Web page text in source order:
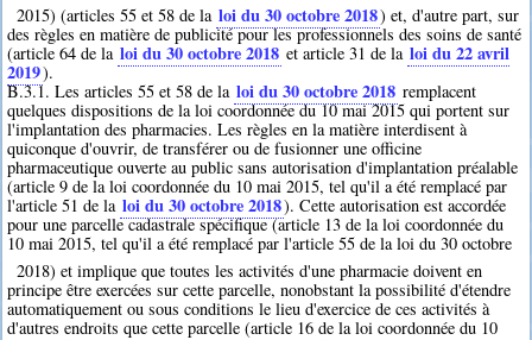
2015) (articles 55 et 58 de la loi du 30 octobre 2018) et, d'autre part, sur
des règles en matière de publicité pour les professionnels des soins de santé
(article 64 de la loi du 30 octobre 2018 et article 31 de la loi du 22 avril
2019).
B.3.1. Les articles 55 et 58 de la loi du 30 octobre 2018 remplacent
quelques dispositions de la loi coordonnée du 10 mai 2015 qui portent sur
l'implantation des pharmacies. Les règles en la matière interdisent à
quiconque d'ouvrir, de transférer ou de fusionner une officine
pharmaceutique ouverte au public sans autorisation d'implantation préalable
(article 9 de la loi coordonnée du 10 mai 2015, tel qu'il a été remplacé par
l'article 51 de la loi du 30 octobre 2018). Cette autorisation est accordée
pour une parcelle cadastrale spécifique (article 13 de la loi coordonnée du
10 mai 2015, tel qu'il a été remplacé par l'article 55 de la loi du 30 octobre
2018) et implique que toutes les activités d'une pharmacie doivent en
principe être exercées sur cette parcelle, nonobstant la possibilité d'étendre
automatiquement ou sous conditions le lieu d'exercice de ces activités à
d'autres endroits que cette parcelle (article 16 de la loi coordonnée du 10